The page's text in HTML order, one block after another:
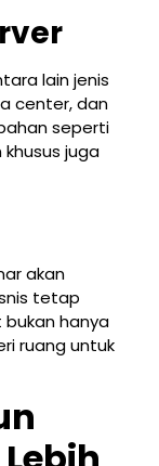
lain jenis
center, dan
seperti
juga
akan
tetap
bukan hanya
ruang untuk